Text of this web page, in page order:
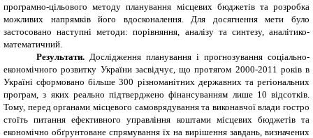
програмно-цільового методу планування місцевих бюджетів та розробка
можливих напрямків його вдосконалення. Для досягнення мети було
застосовано наступні методи: порівняння, аналізу та синтезу, аналітико-
математичний.
Результати. Дослідження планування і прогнозування соціально-
економічного розвитку України засвідчує, що протягом 2000-2011 років в
Україні сформовано більше 300 різноманітних державних та регіональних
програм, з яких реально підтверджено фінансуванням лише 10 відсотків.
Тому, перед органами місцевого самоврядування та виконавчої влади гостро
стоїть питання ефективного управління коштами місцевих бюджетів та
економічно обґрунтоване спрямування їх на вирішення завдань, визначених